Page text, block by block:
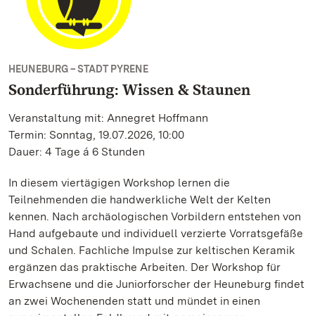
HEUNEBURG – STADT PYRENE
Sonderführung: Wissen & Staunen
Veranstaltung mit: Annegret Hoffmann
Termin: Sonntag, 19.07.2026, 10:00
Dauer: 4 Tage á 6 Stunden
In diesem viertägigen Workshop lernen die
Teilnehmenden die handwerkliche Welt der Kelten
kennen. Nach archäologischen Vorbildern entstehen von
Hand aufgebaute und individuell verzierte Vorratsgefäße
und Schalen. Fachliche Impulse zur keltischen Keramik
ergänzen das praktische Arbeiten. Der Workshop für
Erwachsene und die Juniorforscher der Heuneburg findet
an zwei Wochenenden statt und mündet in einen